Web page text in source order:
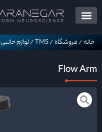
خانه/فروشگاه/
TMS
/لوازم جانبی
Flow Arm